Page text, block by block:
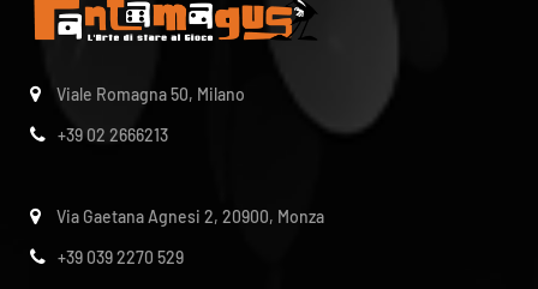
Viale Romagna 50, Milano
+39 02 2666213
Via Gaetana Agnesi 2, 20900, Monza
+39 039 2270 529